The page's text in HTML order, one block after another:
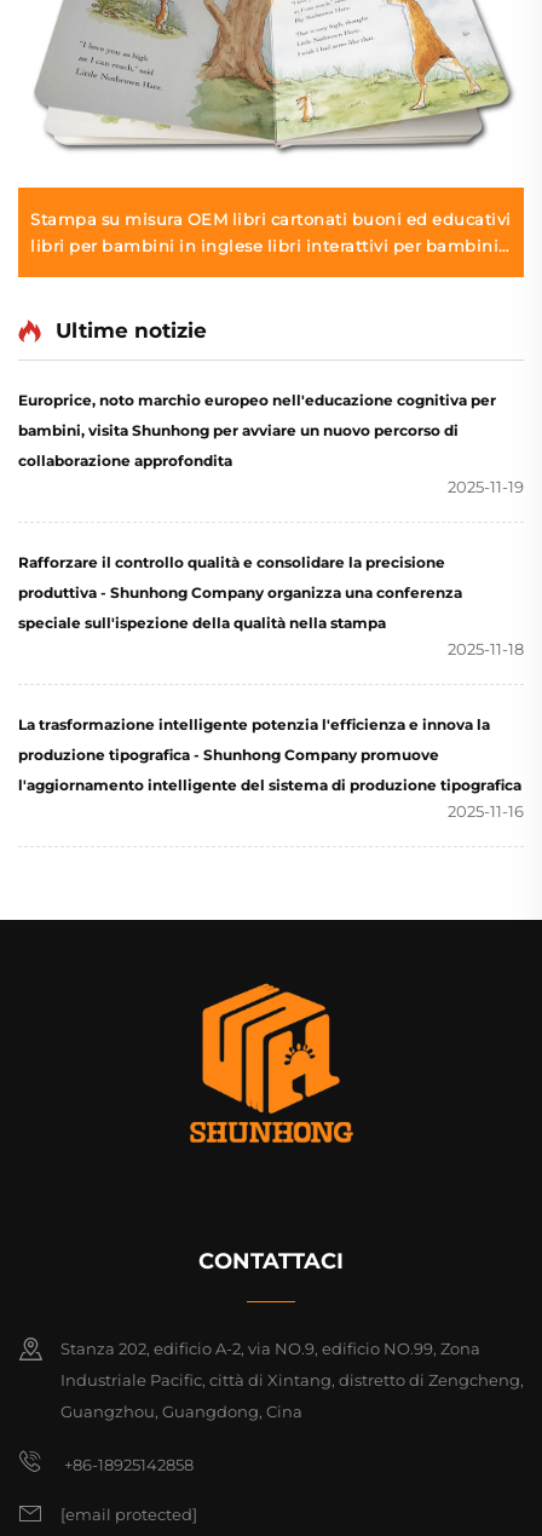
Stampa su misura OEM libri cartonati buoni ed educativi
libri per bambini in inglese libri interattivi per bambini
Ultime notizie
Europrice, noto marchio europeo nell'educazione cognitiva per
bambini, visita Shunhong per avviare un nuovo percorso di
collaborazione approfondita
2025-11-19
Rafforzare il controllo qualità e consolidare la precisione
produttiva - Shunhong Company organizza una conferenza
speciale sull'ispezione della qualità nella stampa
2025-11-18
La trasformazione intelligente potenzia l'efficienza e innova la
produzione tipografica - Shunhong Company promuove
l'aggiornamento intelligente del sistema di produzione tipografica
2025-11-16
CONTATTACI
Stanza 202, edificio A-2, via NO.9, edificio NO.99, Zona
Industriale Pacific, città di Xintang, distretto di Zengcheng,
Guangzhou, Guangdong, Cina
+86-18925142858
[email protected]